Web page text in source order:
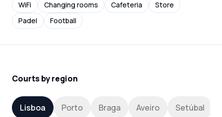
WiFi
Changing rooms Cafeteria
Store
Padel
Football
Courts by region
Lisboa Porto Braga Aveiro Setúbal